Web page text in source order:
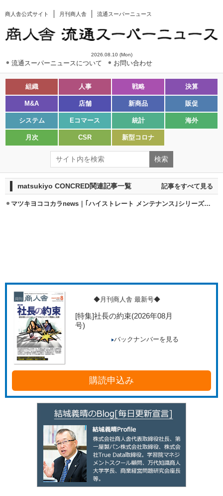
商人舎公式サイト 月刊商人舎 流通スーパーニュース
2026.08.10 (Mon)
流通スーパーニュースについて お問い合わせ
組織 人事 戦略 決算
M&A 店舗 新商品 販促
システム Eコマース 統計 海外
月次 CSR 新型コロナ
matsukiyo CONCRED関連記事一覧 記事をすべて見る
マツキヨココカラnews｜｢ハイストレート メンテナンス｣シリーズ発売
◆月刊商人舎 最新号◆
[特集]社長の約束(2026年08月
号)
バックナンバーを見る
購読申込み